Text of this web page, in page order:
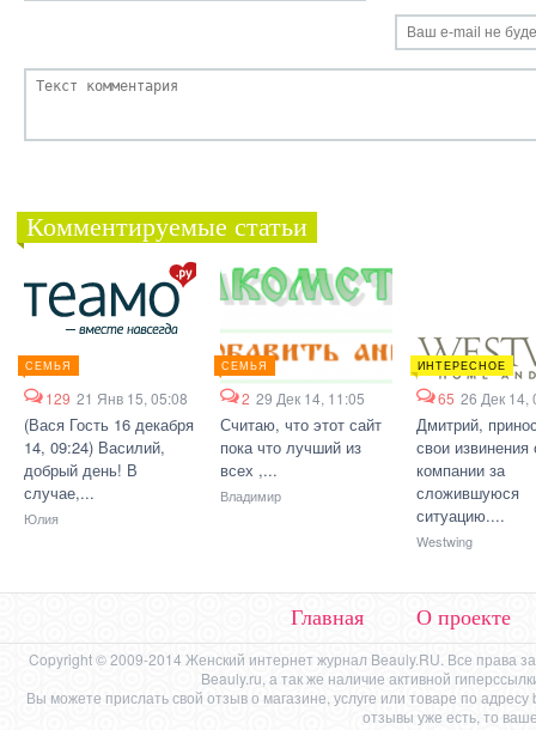
Комментируемые статьи
СЕМЬЯ
129 21 Янв 15, 05:08
(Вася Гость 16 декабря
14, 09:24) Василий,
добрый день! В
случае,...
Юлия
СЕМЬЯ
2 29 Дек 14, 11:05
Считаю, что этот сайт
пока что лучший из
всех ,...
Владимир
ИНТЕРЕСНОЕ
65 26 Дек 14,
Дмитрий,
свои извинения
компании за
сложившуюся
ситуацию....
Westwing
Главная О проекте
Copyright © 2009-2014 Женский интернет журнал Beauly.RU. Все права
Beauly.ru, а так же наличие активной
Вы можете прислать свой отзыв о магазине, услуге или товаре по адресу
отзывы уже есть, то